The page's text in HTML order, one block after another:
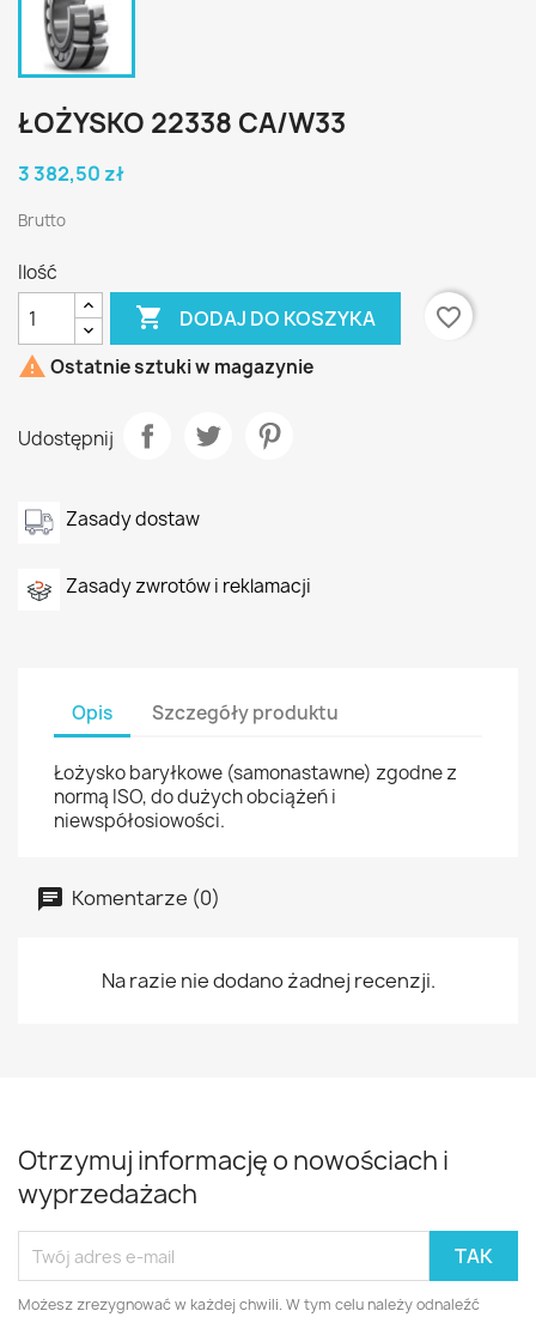
ŁOŻYSKO 22338 CA/W33
3 382,50 zł
Brutto
Ilość
 DODAJ DO KOSZYKA
favorite_border
 Ostatnie sztuki w magazynie
Udostępnij
Zasady dostaw
Zasady zwrotów i reklamacji
Opis Szczegóły produktu
Łożysko baryłkowe (samonastawne) zgodne z
normą ISO, do dużych obciążeń i
niewspółosiowości.
Komentarze (0)
Na razie nie dodano żadnej recenzji.
Otrzymuj informację o nowościach i
wyprzedażach
Możesz zrezygnować w każdej chwili. W tym celu należy odnaleźć